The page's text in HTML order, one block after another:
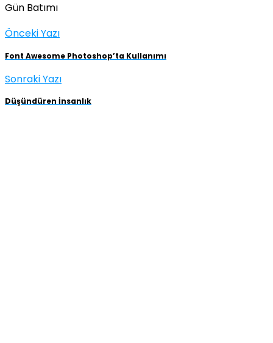
Gün Batımı
Önceki Yazı
Font Awesome Photoshop’ta Kullanımı
Sonraki Yazı
Düşündüren İnsanlık